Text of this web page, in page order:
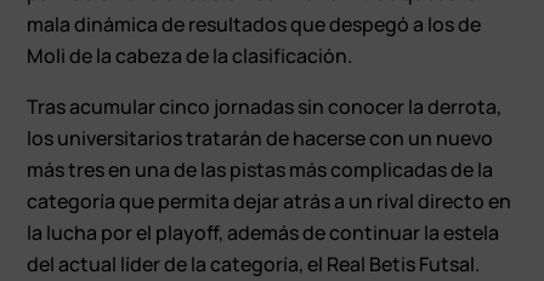
mala dinámica de resultados que despegó a los de
Moli de la cabeza de la clasificación.
Tras acumular cinco jornadas sin conocer la derrota,
los universitarios tratarán de hacerse con un nuevo
más tres en una de las pistas más complicadas de la
categoría que permita dejar atrás a un rival directo en
la lucha por el playoff, además de continuar la estela
del actual líder de la categoría, el Real Betis Futsal.